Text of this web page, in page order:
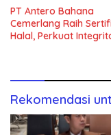
PT Antero Bahana
Cemerlang Raih
Halal, Perkuat
Rekomendasi